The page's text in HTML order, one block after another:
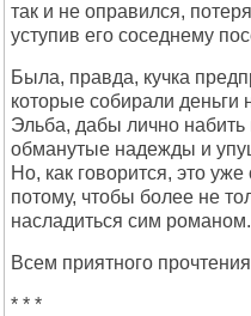
так и не оправился,
уступив его соседнему
Была, правда, кучка
которые собирали деньги
Эльба, дабы лично
обманутые надежды и
Но, как говорится, это
потому, чтобы более не
насладиться сим романом.
Всем приятного
* * *